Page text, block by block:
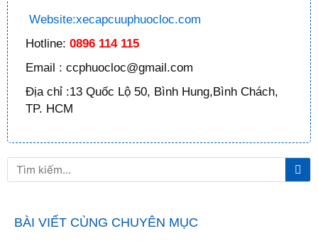
Website:xecapcuuphuocloc.com
Hotline: 0896 114 115
Email : ccphuocloc@gmail.com
Địa chỉ :13 Quốc Lộ 50, Bình Hung,Bình Chách,
TP. HCM
Tìm
kiếm
BÀI VIẾT CÙNG CHUYÊN MỤC